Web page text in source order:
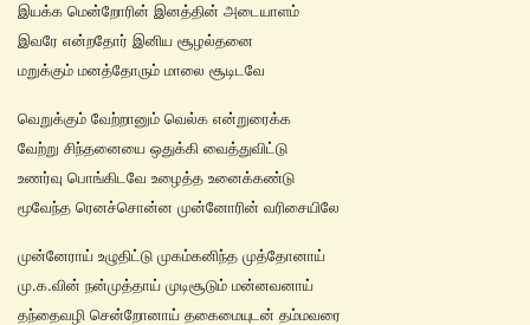
இயக்க மென்றோரின் இனத்தின் அடையாளம்
இவரே என்றதோர் இனிய சூழல்தனை
மறுக்கும் மனத்தோரும் மாலை சூடிடவே
வெறுக்கும் வேற்றானும் வெல்க என்றுரைக்க
வேற்று சிந்தனையை ஒதுக்கி வைத்துவிட்டு
உணர்வு பொங்கிடவே உழைத்த உனைக்கண்டு
மூவேந்த ரெனச்சொன்ன முன்னோரின் வரிசையிலே
முன்னேராய் உழுதிட்டு முகம்கனிந்த முத்தோனாய்
மு.க.வின் நன்முத்தாய் முடிசூடும் மன்னவனாய்
தந்தைவழி சென்றோனாய் தகைமையுடன் தம்மவரை